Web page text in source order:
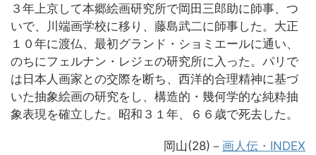
３年上京して本郷絵画研究所で岡田三郎助に師事、つ
いで、川端画学校に移り、藤島武二に師事した。大正
１０年に渡仏、最初グランド・ショミエールに通い、
のちにフェルナン・レジェの研究所に入った。パリで
は日本人画家との交際を断ち、西洋的合理精神に基づ
いた抽象絵画の研究をし、構造的・幾何学的な純粋抽
象表現を確立した。昭和３１年、６６歳で死去した。
岡山(28) － 画人伝・INDEX